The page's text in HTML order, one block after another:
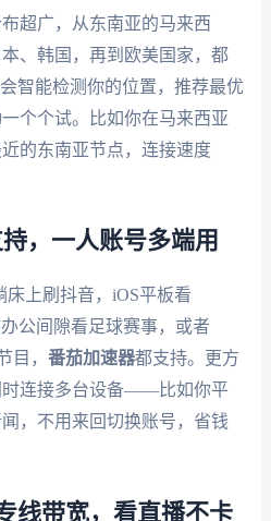
超广，从东南亚的马来西
、韩国，再到欧美国家，都
智能检测你的位置，推荐最优
个个试。比如你在马来西亚
的东南亚节点，连接速度
，一人账号多端用
床上刷抖音，iOS平板看
公间隙看足球赛事，或者
目， 番茄加速器都支持。更方
时连接多台设备——比如你平
，不用来回切换账号，省钱
线带宽，看直播不卡